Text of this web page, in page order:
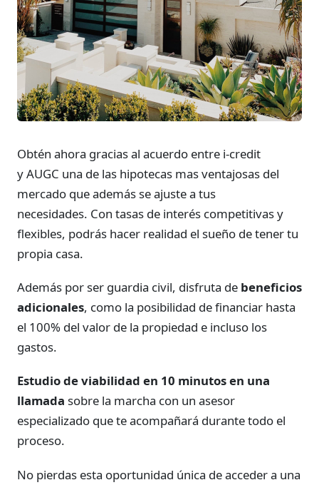
Obtén ahora gracias al acuerdo entre i-credit
y AUGC una de las hipotecas mas ventajosas del
mercado que además se ajuste a tus
necesidades. Con tasas de interés competitivas y
flexibles, podrás hacer realidad el sueño de tener tu
propia casa.
Además por ser guardia civil, disfruta de beneficios
adicionales, como la posibilidad de financiar hasta
el 100% del valor de la propiedad e incluso los
gastos.
Estudio de viabilidad en 10 minutos en una
llamada sobre la marcha con un asesor
especializado que te acompañará durante todo el
proceso.
No pierdas esta oportunidad única de acceder a una